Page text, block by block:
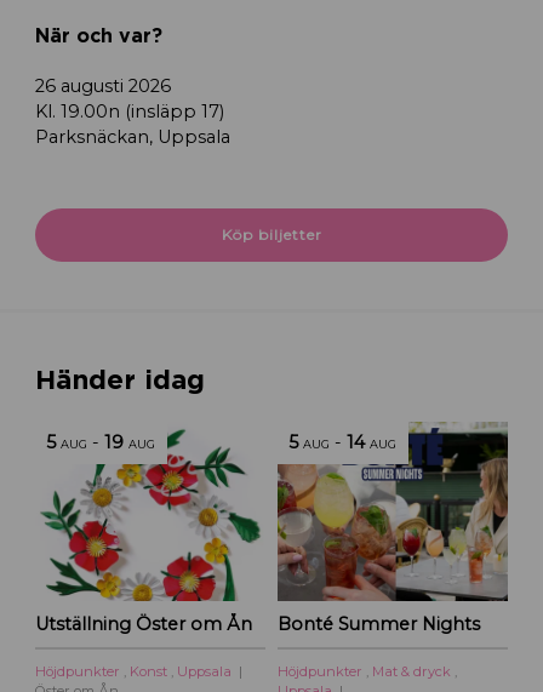
När och var?
26 augusti 2026
Kl. 19.00n (insläpp 17)
Parksnäckan, Uppsala
Köp biljetter
Händer idag
5 AUG -19 AUG
Utställning Öster om Ån
Höjdpunkter Konst
Uppsala
5 AUG -14 AUG
Bonté Summer Nights
Höjdpunkter Mat & dryck